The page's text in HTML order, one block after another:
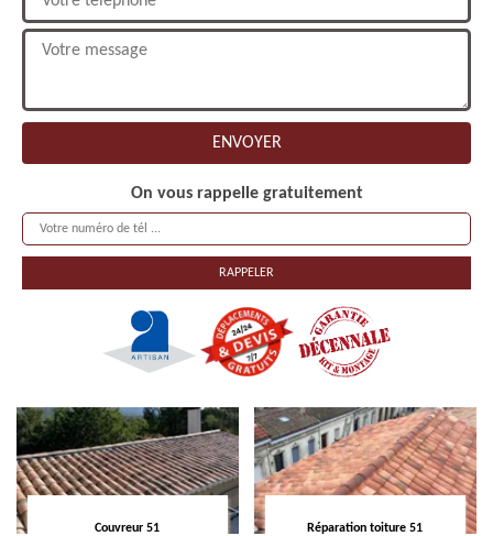
On vous rappelle gratuitement
Couvreur 51 Réparation toiture 51